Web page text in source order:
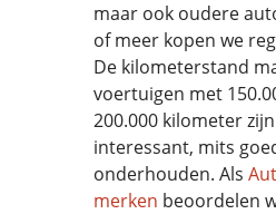
maar ook oudere
of meer kopen we
De kilometerstand
voertuigen met
200.000 kilometer
interessant, mits
onderhouden. Als
merken beoordelen